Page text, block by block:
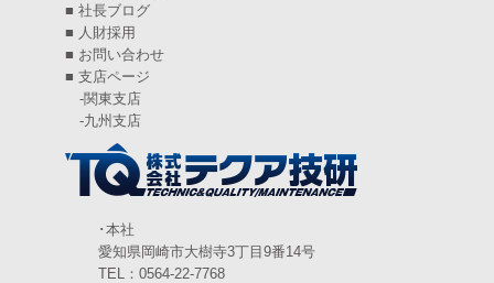
2024年6月 (4)
2024年5月(5)
2024年4月(5)
(6)
2024年2月(4)
(6)
2023年12月(3)
■ 社長ブログ
■ 人財採用
■ お問い合わせ
■ 支店ページ
-関東支店
-九州支店
･本社
愛知県岡崎市大樹寺3丁目9番14号
TEL：0564-22-7768